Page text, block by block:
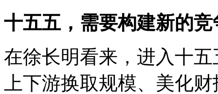
十五五， 需要构建新的
在徐长明看来，进入十
上下游换取规模、美化